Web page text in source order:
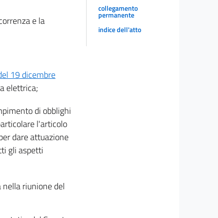
e la
19 dicembre
elettrica;
di obblighi
l'articolo
dare attuazione
gli aspetti
riunione del
collegamento
permanente
indice dell'atto